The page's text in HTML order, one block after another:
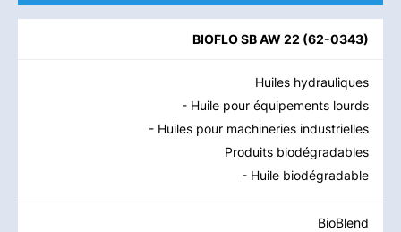
BIOFLO SB AW 22 (62-0343)
Huiles hydrauliques
- Huile pour équipements lourds
- Huiles pour machineries industrielles
Produits biodégradables
- Huile biodégradable
BioBlend